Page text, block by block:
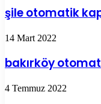
şile otomatik
14 Mart 2022
bakırköy
4 Temmuz 2022